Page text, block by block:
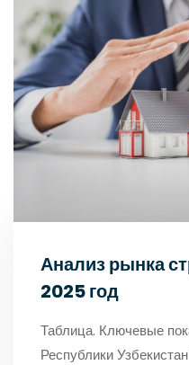
Анализ рынка
2025 год
Таблица. Ключевые
Республики